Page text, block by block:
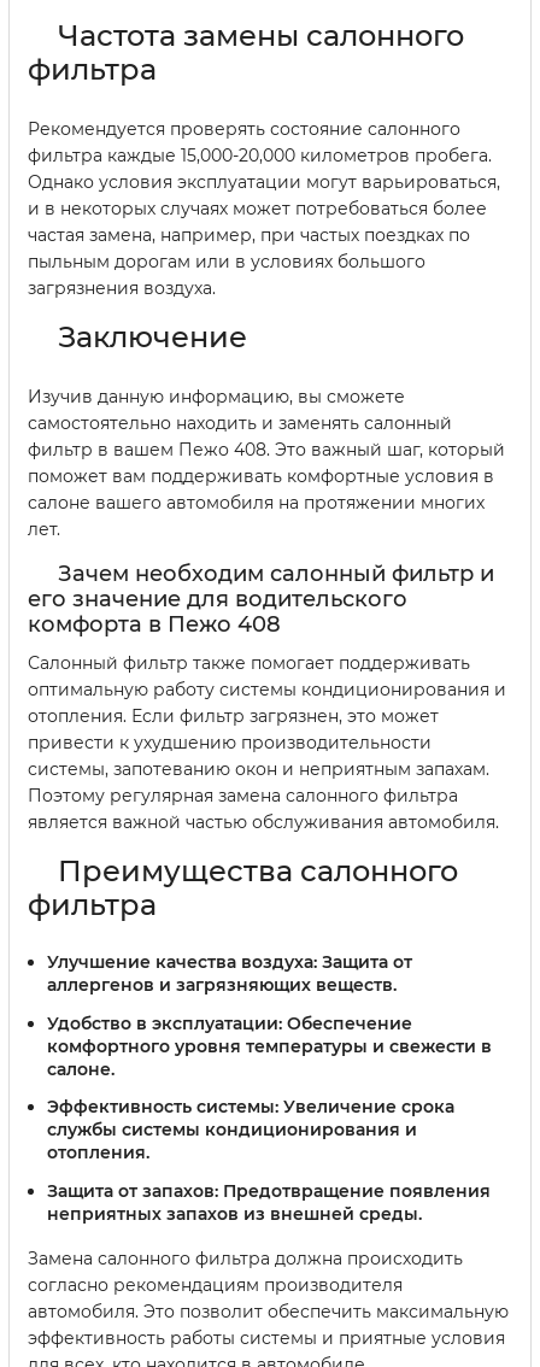
Частота замены салонного
фильтра
Рекомендуется проверять состояние салонного
фильтра каждые 15,000-20,000 километров пробега.
Однако условия эксплуатации могут варьироваться,
и в некоторых случаях может потребоваться более
частая замена, например, при частых поездках по
пыльным дорогам или в условиях большого
загрязнения воздуха.
Заключение
Изучив данную информацию, вы сможете
самостоятельно находить и заменять салонный
фильтр в вашем Пежо 408. Это важный шаг, который
поможет вам поддерживать комфортные условия в
салоне вашего автомобиля на протяжении многих
лет.
Зачем необходим салонный фильтр и
его значение для водительского
комфорта в Пежо 408
Салонный фильтр также помогает поддерживать
оптимальную работу системы кондиционирования и
отопления. Если фильтр загрязнен, это может
привести к ухудшению производительности
системы, запотеванию окон и неприятным запахам.
Поэтому регулярная замена салонного фильтра
является важной частью обслуживания автомобиля.
Преимущества салонного
фильтра
Улучшение качества воздуха: Защита от
аллергенов и загрязняющих веществ.
Удобство в эксплуатации: Обеспечение
комфортного уровня температуры и свежести в
салоне.
Эффективность системы: Увеличение срока
службы системы кондиционирования и
отопления.
Защита от запахов: Предотвращение появления
неприятных запахов из внешней среды.
Замена салонного фильтра должна происходить
согласно рекомендациям производителя
автомобиля. Это позволит обеспечить максимальную
эффективность работы системы и приятные условия